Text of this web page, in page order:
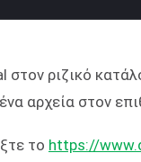
ριζικό
αρχεία στον
το https://